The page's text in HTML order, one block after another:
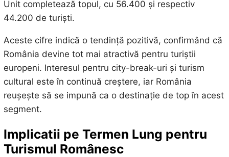
Unit completează topul, cu 56.400 și respectiv
44.200 de turiști.
Aceste cifre indică o tendință pozitivă, confirmând că
România devine tot mai atractivă pentru turiștii
europeni. Interesul pentru city-break-uri și turism
cultural este în continuă creștere, iar România
reușește să se impună ca o destinație de top în acest
segment.
Implicatii pe Termen Lung pentru
Turismul Românesc